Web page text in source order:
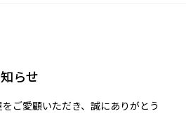
らせ
ご愛顧いただき、誠にありがとう